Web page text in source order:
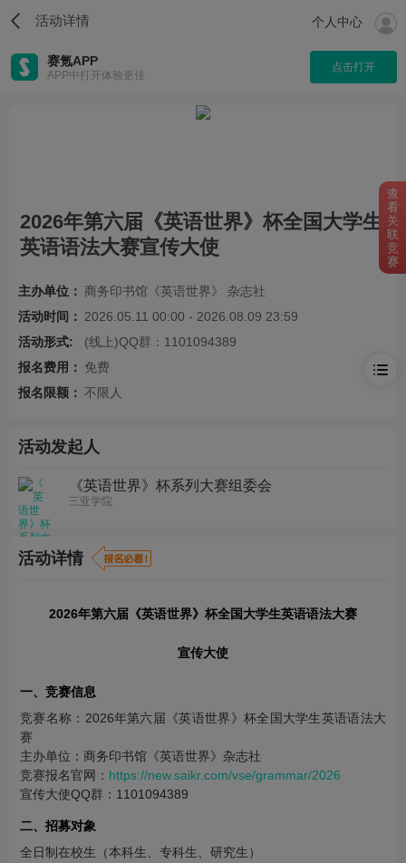
活动详情 个人中心
赛氪APP
APP中打开体验更佳
点击打开
查
看
关
联
竞
赛
2026年第六届《英语世界》杯全国大学生
英语语法大赛宣传大使
主办单位： 商务印书馆《英语世界》 杂志社
活动时间： 2026.05.11 00:00 - 2026.08.09 23:59
活动形式:
(线上)QQ群：1101094389
报名费用： 免费
报名限额： 不限人
活动发起人
《英语世界》杯系列大赛组委会
三亚学院
活动详情
2026年第六届《英语世界》杯全国大学生英语语法大赛
宣传大使
一、竞赛信息
竞赛名称：2026年第六届《英语世界》杯全国大学生英语语法大
赛
主办单位：商务印书馆《英语世界》杂志社
竞赛报名官网： https://new.saikr.com/vse/grammar/2026
宣传大使QQ群：1101094389
二、招募对象
全日制在校生（本科生、专科生、研究生）